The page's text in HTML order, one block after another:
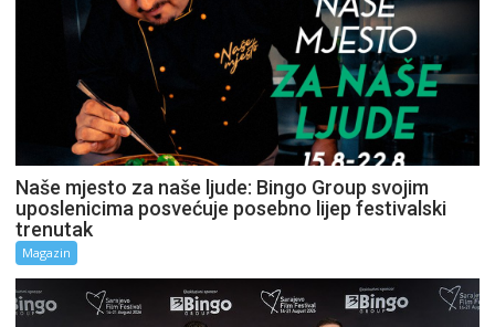
Naše mjesto za naše ljude: Bingo Group svojim
uposlenicima posvećuje posebno lijep festivalski
trenutak
Magazin